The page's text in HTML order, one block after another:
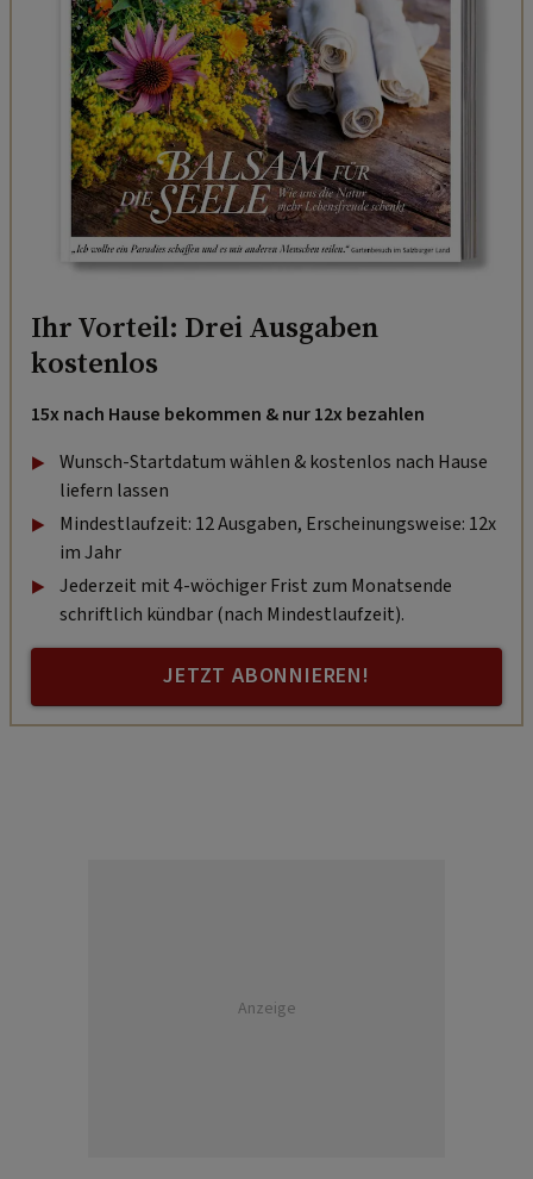
Ihr Vorteil: Drei Ausgaben
kostenlos
15x nach Hause bekommen & nur 12x bezahlen
Wunsch-Startdatum wählen & kostenlos nach Hause
liefern lassen
Mindestlaufzeit: 12 Ausgaben, Erscheinungsweise: 12x
im Jahr
Jederzeit mit 4-wöchiger Frist zum Monatsende
schriftlich kündbar (nach Mindestlaufzeit).
JETZT ABONNIEREN!
Anzeige